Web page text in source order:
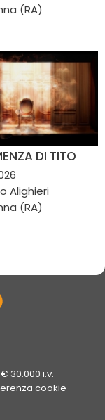
(RA)
DI TITO
Alighieri
(RA)
30.000 i.v.
cookie